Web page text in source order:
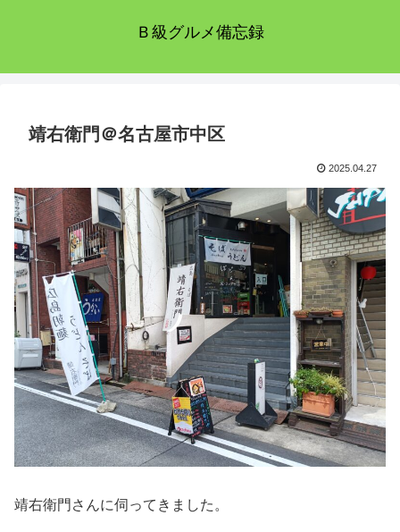
Ｂ級グルメ備忘録
靖右衛門＠名古屋市中区
2025.04.27
靖右衛門さんに伺ってきました。